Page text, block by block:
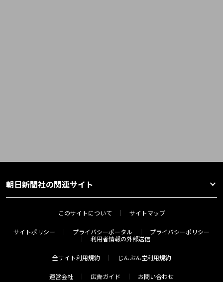
朝日新聞社の関連サイト
このサイトについて サイトマップ
サイトポリシー プライバシーポータル
プライバシーポリシー
利用者情報の外部送信
全サイト利用規約 じんぶん堂利用規約
運営会社 広告ガイド お問い合わせ